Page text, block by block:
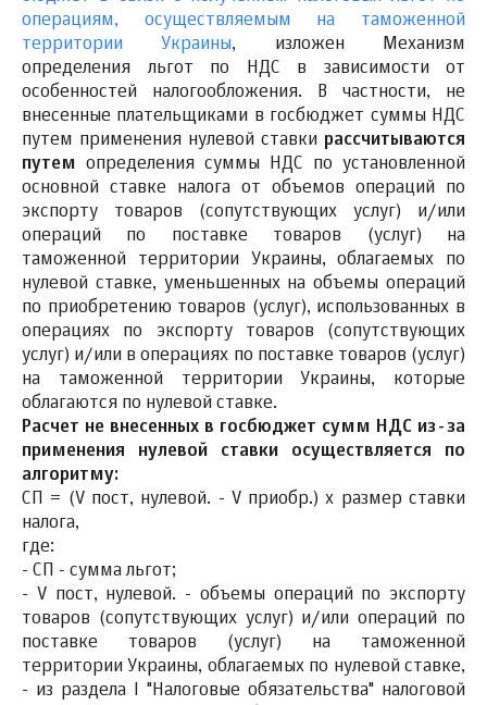
операциям, осуществляемым на таможенной
территории Украины, изложен Механизм
определения льгот по НДС в зависимости от
особенностей налогообложения. В частности, не
внесенные плательщиками в госбюджет суммы НДС
путем применения нулевой ставки рассчитываются
путем определения суммы НДС по установленной
основной ставке налога от объемов операций по
экспорту товаров (сопутствующих услуг) и/или
операций по поставке товаров (услуг) на
таможенной территории Украины, облагаемых по
нулевой ставке, уменьшенных на объемы операций
по приобретению товаров (услуг), использованных в
операциях по экспорту товаров (сопутствующих
услуг) и/или в операциях по поставке товаров (услуг)
на таможенной территории Украины, которые
облагаются по нулевой ставке.
Расчет не внесенных в госбюджет сумм НДС из-за
применения нулевой ставки осуществляется по
алгоритму:
СП = (V пост, нулевой. - V приобр.) х размер ставки
налога,
где:
- СП - сумма льгот;
- V пост, нулевой. - объемы операций по экспорту
товаров (сопутствующих услуг) и/или операций по
поставке товаров (услуг) на таможенной
территории Украины, облагаемых по нулевой ставке,
- из раздела I "Налоговые обязательства" налоговой